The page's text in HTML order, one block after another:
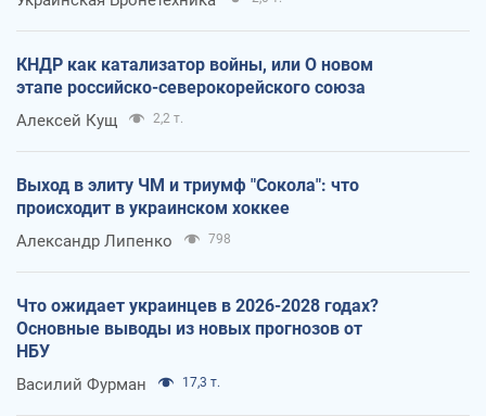
КНДР как катализатор войны, или О новом
этапе российско-северокорейского союза
Алексей Кущ 2,2 т.
Выход в элиту ЧМ и триумф "Сокола": что
происходит в украинском хоккее
Александр Липенко 798
Что ожидает украинцев в 2026-2028 годах?
Основные выводы из новых прогнозов от
НБУ
Василий Фурман 17,3 т.